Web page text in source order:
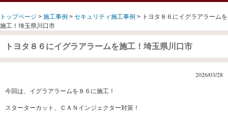
トップページ > 施工事例 > セキュリティ施工事例 > トヨタ８６にイグラアラームを
施工！埼玉県川口市
トヨタ８６にイグラアラームを施工！埼玉県川口市
2026/03/28
今回は、イグラアラームを８６に施工！
スターターカット、ＣＡＮインジェクター対策！